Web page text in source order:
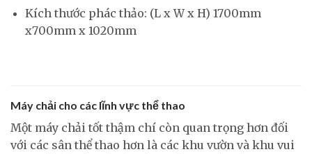
Kích thước phác thảo: (L x W x H) 1700mm
x700mm x 1020mm
Máy chải cho các lĩnh vực thể thao
Một máy chải tốt thậm chí còn quan trọng hơn đối
với các sân thể thao hơn là các khu vườn và khu vui